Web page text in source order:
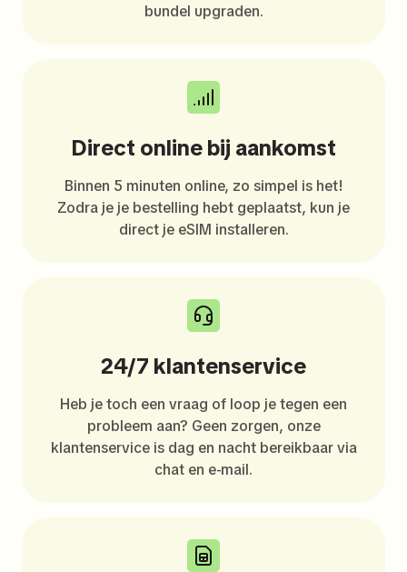
bundel upgraden.
Direct online bij aankomst
Binnen 5 minuten online, zo simpel is het!
Zodra je je bestelling hebt geplaatst, kun je
direct je eSIM installeren.
24/7 klantenservice
Heb je toch een vraag of loop je tegen een
probleem aan? Geen zorgen, onze
klantenservice is dag en nacht bereikbaar via
chat en e-mail.